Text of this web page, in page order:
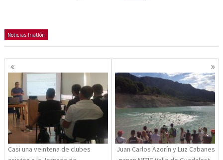
Noticias Triatlón
Navegación
de
entradas
Casi una veintena de clubes
Juan Carlos Azorín y Luz Cabanes